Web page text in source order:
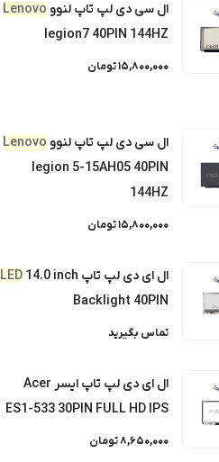
ال سی دی لپ تاپ لنوو Lenovo
legion7 40PIN 144HZ
15,800,000 تومان
ال سی دی لپ تاپ لنوو Lenovo
legion 5-15AH05 40PIN
144HZ
15,800,000 تومان
ال ای دی لپ تاپ LED14.0 inch
Backlight 40PIN
تماس بگیرید
ال ای دی لپ تاپ ایسر Acer
ES1-533 30PIN FULL HD IPS
8,650,000 تومان